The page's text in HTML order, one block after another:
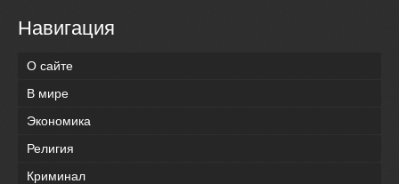
Навигация
О сайте
В мире
Экономика
Религия
Криминал